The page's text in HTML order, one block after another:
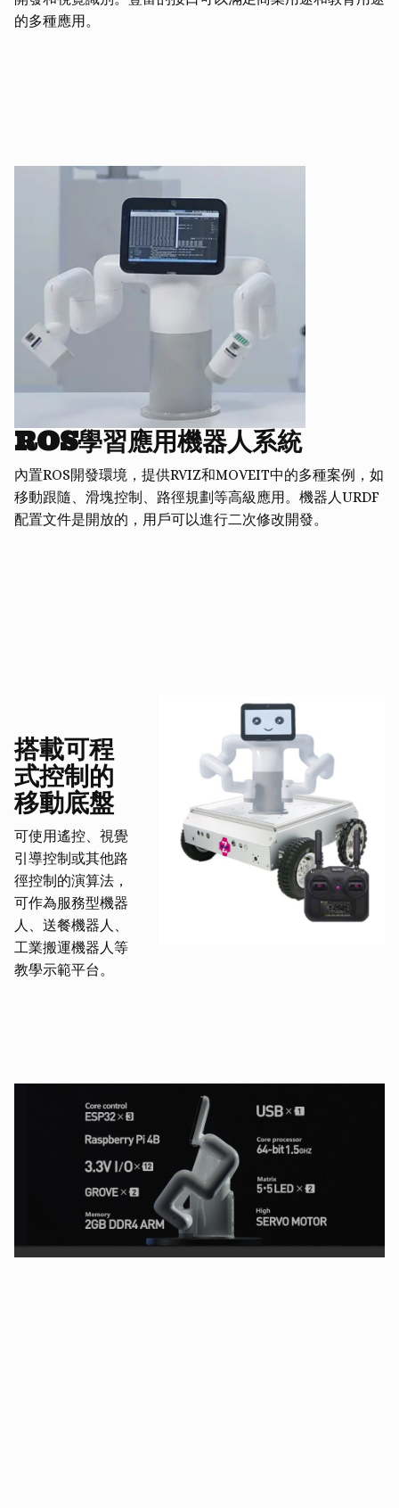
的多種應用。
ROS學習應用機器人系統
內置ROS開發環境，提供RVIZ和MOVEIT中的多種案例，如
移動跟隨、滑塊控制、路徑規劃等高級應用。機器人URDF
配置文件是開放的，用戶可以進行二次修改開發。
搭載可程
式控制的
移動底盤
可使用遙控、視覺
引導控制或其他路
徑控制的演算法，
可作為服務型機器
人、送餐機器人、
工業搬運機器人等
教學示範平台。